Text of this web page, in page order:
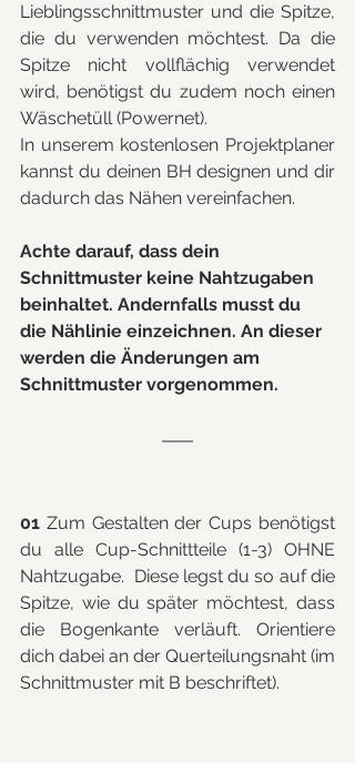
Lieblingsschnittmuster und die Spitze,
die du verwenden möchtest. Da die
Spitze nicht vollflächig verwendet
wird, benötigst du zudem noch einen
Wäschetüll (Powernet).
In unserem kostenlosen Projektplaner
kannst du deinen BH designen und dir
dadurch das Nähen vereinfachen.
Achte darauf, dass dein
Schnittmuster keine Nahtzugaben
beinhaltet. Andernfalls musst du
die Nählinie einzeichnen. An dieser
werden die Änderungen am
Schnittmuster vorgenommen.
01 Zum Gestalten der Cups benötigst
du alle Cup-Schnittteile (1-3) OHNE
Nahtzugabe.  Diese legst du so auf die
Spitze, wie du später möchtest, dass
die Bogenkante verläuft. Orientiere
dich dabei an der Querteilungsnaht (im
Schnittmuster mit B beschriftet).